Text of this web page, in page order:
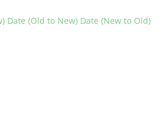
Date (Old to New) Date (New to Old)